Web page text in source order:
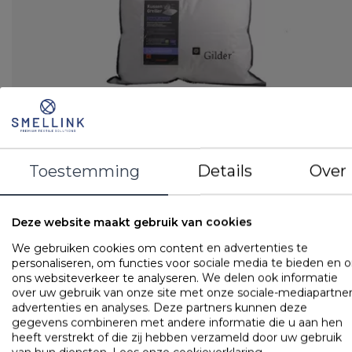
Ultiem zacht
Goede ondersteuning
Tijk: 100% luxe perkal-katoen
Vulling: Comforel® Soft
LOGIN VOOR PRIJS
Hoofdkussens
Cley Moso - Bamboe
Toestemming Details Over
Deze website maakt gebruik van cookies
We gebruiken cookies om content en advertenties te
personaliseren, om functies voor sociale media te bieden en
ons websiteverkeer te analyseren. We delen ook informatie
over uw gebruik van onze site met onze sociale-
advertenties en analyses. Deze partners kunnen deze
gegevens combineren met andere informatie die u aan hen
heeft verstrekt of die zij hebben verzameld door uw gebruik